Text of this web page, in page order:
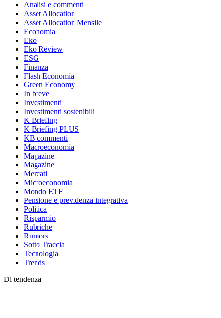
Analisi e commenti
Asset Allocation
Asset Allocation Mensile
Economia
Eko
Eko Review
ESG
Finanza
Flash Economia
Green Economy
In breve
Investimenti
Investimenti sostenibili
K Briefing
K Briefing PLUS
KB commenti
Macroeconomia
Magazine
Magazine
Mercati
Microeconomia
Mondo ETF
Pensione e previdenza integrativa
Politica
Risparmio
Rubriche
Rumors
Sotto Traccia
Tecnologia
Trends
Di tendenza